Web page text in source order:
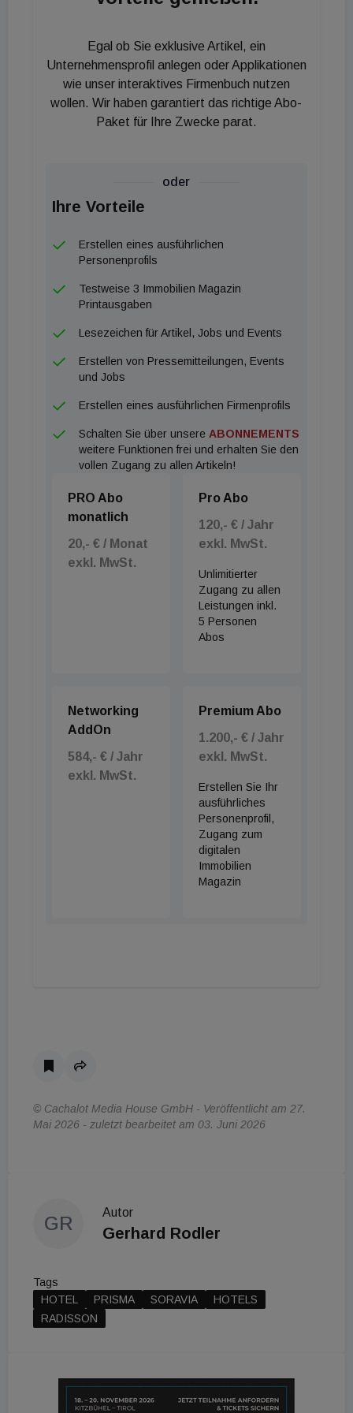
in Österreich und fügt sich in die
Expansionsstrategie ein, die in der DACH-Region
rund 90 Hotels in Betrieb und Entwicklung umfasst
– mit Fokus auf Franchise-Partnerschaften und die
Konversion bestehender Hotels. Mit 1912 Hotels
aber wirtschaftlich hochrelevanten Märkten wie
dem Rheintal entscheidend sein dürfte.
Egal ob Sie exklusive Artikel, ein
Unternehmensprofil anlegen oder Applikationen
wie unser interaktives Firmenbuch nutzen
wollen. Wir haben garantiert das richtige Abo-
Paket für Ihre Zwecke parat.
oder
Ihre Vorteile
Erstellen eines ausführlichen
Personenprofils
Testweise 3 Immobilien Magazin
Printausgaben
Lesezeichen für Artikel, Jobs und Events
Erstellen von Pressemitteilungen, Events
und Jobs
Erstellen eines ausführlichen Firmenprofils
Schalten Sie über unsere ABONNEMENTS
weitere Funktionen frei und erhalten Sie den
vollen Zugang zu allen Artikeln!
PRO Abo
monatlich
20,- € / Monat
exkl. MwSt.
Pro Abo
120,- € / Jahr
exkl. MwSt.
Unlimitierter
Zugang zu allen
Leistungen inkl.
5 Personen
Abos
Networking
AddOn
584,- € / Jahr
exkl. MwSt.
Premium Abo
1.200,- € / Jahr
exkl. MwSt.
Erstellen Sie Ihr
ausführliches
Personenprofil,
Zugang zum
digitalen
Immobilien
Magazin
© Cachalot Media House GmbH - Veröffentlicht am 27.
Mai 2026 - zuletzt bearbeitet am 03. Juni 2026
GR
Autor
Gerhard Rodler
Tags
HOTEL
PRISMA SORAVIA
HOTELS
RADISSON